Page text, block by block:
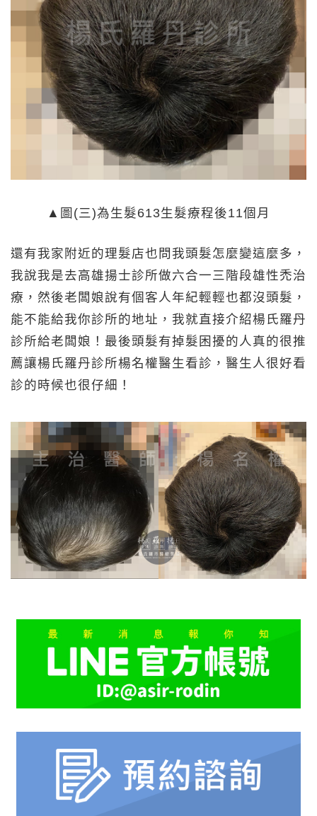
▲圖(三)為生髮613生髮療程後11個月
還有我家附近的理髮店也問我頭髮怎麼變這麼多，
我說我是去高雄揚士診所做六合一三階段雄性禿治
療，然後老闆娘說有個客人年紀輕輕也都沒頭髮，
能不能給我你診所的地址，我就直接介紹楊氏羅丹
診所給老闆娘！最後頭髮有掉髮困擾的人真的很推
薦讓楊氏羅丹診所楊名權醫生看診，醫生人很好看
診的時候也很仔細！